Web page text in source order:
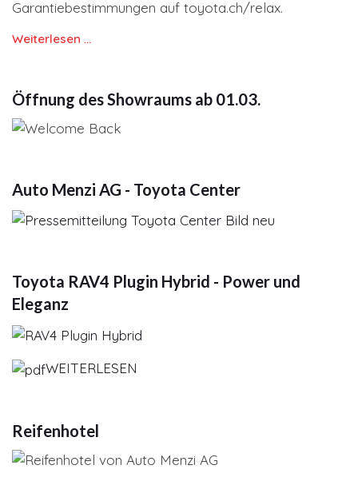
Garantiebestimmungen auf toyota.ch/relax.
Weiterlesen …
Öffnung des Showraums ab 01.03.
Auto Menzi AG - Toyota Center
Toyota RAV4 Plugin Hybrid - Power und
Eleganz
WEITERLESEN
Reifenhotel